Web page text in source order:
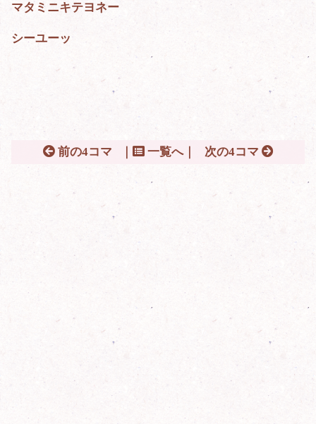
マタミニキテヨネー
シーユーッ
前の4コマ 一覧へ｜ 次の4コマ